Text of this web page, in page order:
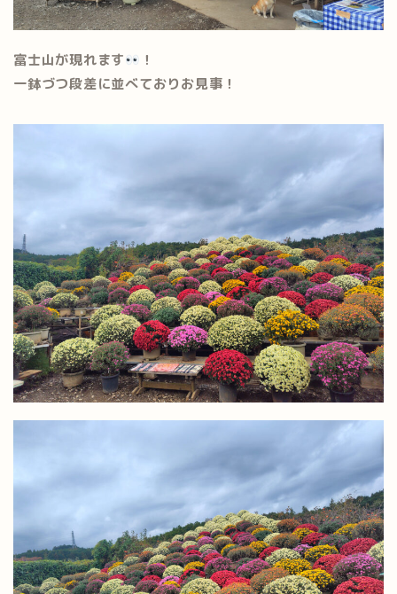
富士山が現れます
！
一鉢づつ段差に並べておりお見事！